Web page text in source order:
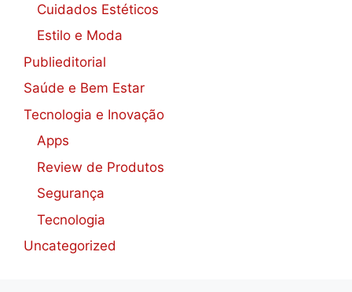
Cuidados Estéticos
Estilo e Moda
Publieditorial
Saúde e Bem Estar
Tecnologia e Inovação
Apps
Review de Produtos
Segurança
Tecnologia
Uncategorized